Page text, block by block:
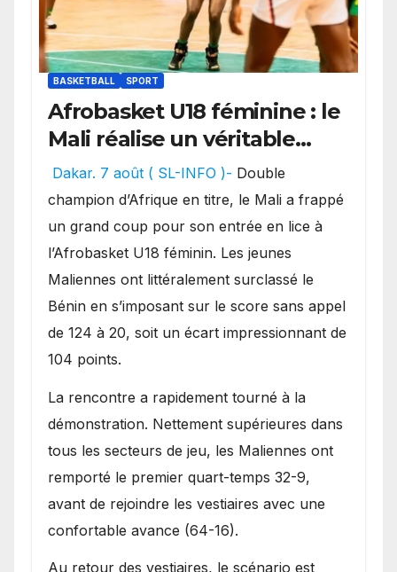
BASKETBALL SPORT
Afrobasket U18 féminine : le
Mali réalise un véritable
festival offensif et inflige
une lourde défaite au
Bénin.
Dakar. 7 août ( SL-INFO )- Double
champion d’Afrique en titre, le Mali a frappé
un grand coup pour son entrée en lice à
l’Afrobasket U18 féminin. Les jeunes
Maliennes ont littéralement surclassé le
Bénin en s’imposant sur le score sans appel
de 124 à 20, soit un écart impressionnant de
104 points.
La rencontre a rapidement tourné à la
démonstration. Nettement supérieures dans
tous les secteurs de jeu, les Maliennes ont
remporté le premier quart-temps 32-9,
avant de rejoindre les vestiaires avec une
confortable avance (64-16).
Au retour des vestiaires, le scénario est